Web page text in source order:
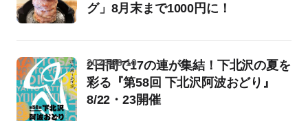
グ」8月末まで1000円に！
2日間で17の連が集結！下北沢の夏を
彩る『第58回 下北沢阿波おどり』
8/22・23開催
2026-08-10